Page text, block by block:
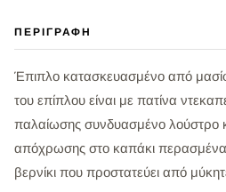
ΠΕΡΙΓΡΑΦΉ
Έπιπλο κατασκευασμένο από
του επίπλου είναι με πατίνα
παλαίωσης συνδυασμένο λούστρο
απόχρωσης στο καπάκι περασμένα
βερνίκι που προστατεύει από